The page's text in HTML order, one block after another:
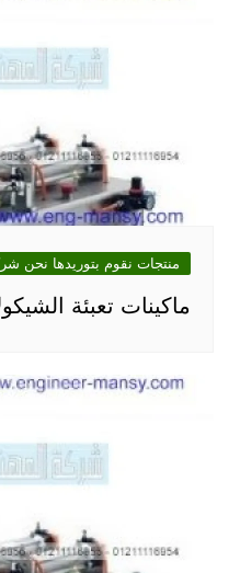
منتجات نقوم بتوريدها نحن
ماكينات تعبئة